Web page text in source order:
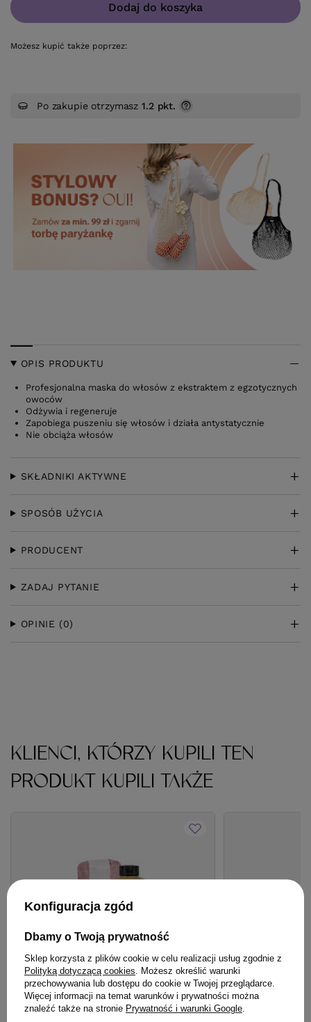
Dodaj do koszyka
Możesz kupić także poprzez:
Po zakupie otrzymasz1.2 pkt.
OPIS PRODUKTU
Profesjonalna maska do włosów z ekstraktem z egzotycznych
owoców
Odżywia i regeneruje
Zapobiega puszeniu się włosów i działa antystatycznie
Nie obciąża włosów
SKŁADNIKI AKTYWNE
SPOSÓB UŻYCIA
PRODUCENT
ZADAJ PYTANIE
OPINIE (0)
KLIENCI, KTÓRZY KUPILI TEN
PRODUKT KUPILI TAKŻE
OFERTA BESTSELLER OFERTA
Konfiguracja zgód
Dbamy o Twoją prywatność
Sklep korzysta z plików cookie w celu realizacji usług zgodnie z
Polityką dotyczącą cookies. Możesz określić warunki
przechowywania lub dostępu do cookie w Twojej przeglądarce.
Więcej informacji na temat warunków i prywatności można
znaleźć także na stronie Prywatność i warunki Google.